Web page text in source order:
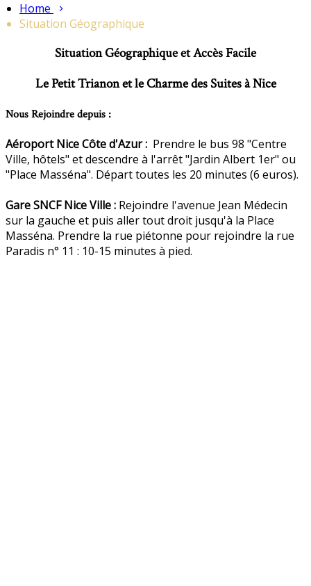
Home
Situation Géographique
Situation Géographique et Accès Facile
Le Petit Trianon et le Charme des Suites à Nice
Nous Rejoindre depuis :
Aéroport Nice Côte d'Azur : Prendre le bus 98 "Centre
Ville, hôtels" et descendre à l'arrêt "Jardin Albert 1er" ou
"Place Masséna". Départ toutes les 20 minutes (6 euros).
Gare SNCF Nice Ville : Rejoindre l'avenue Jean Médecin
sur la gauche et puis aller tout droit jusqu'à la Place
Masséna. Prendre la rue piétonne pour rejoindre la rue
Paradis n° 11 : 10-15 minutes à pied.